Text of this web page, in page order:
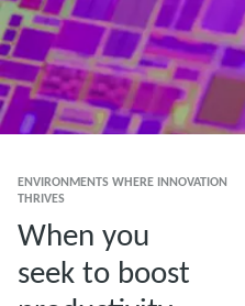
ENVIRONMENTS WHERE INNOVATION
THRIVES
When you
seek to boost